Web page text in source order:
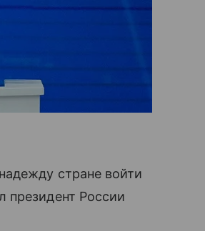
стране войти
президент России